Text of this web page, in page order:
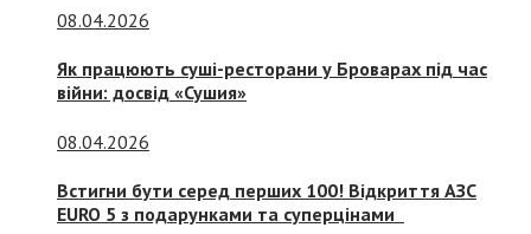
08.04.2026
Як працюють суші-ресторани у Броварах під час
війни: досвід «Сушия»
08.04.2026
Встигни бути серед перших 100! Відкриття АЗС
EURO 5 з подарунками та суперцінами